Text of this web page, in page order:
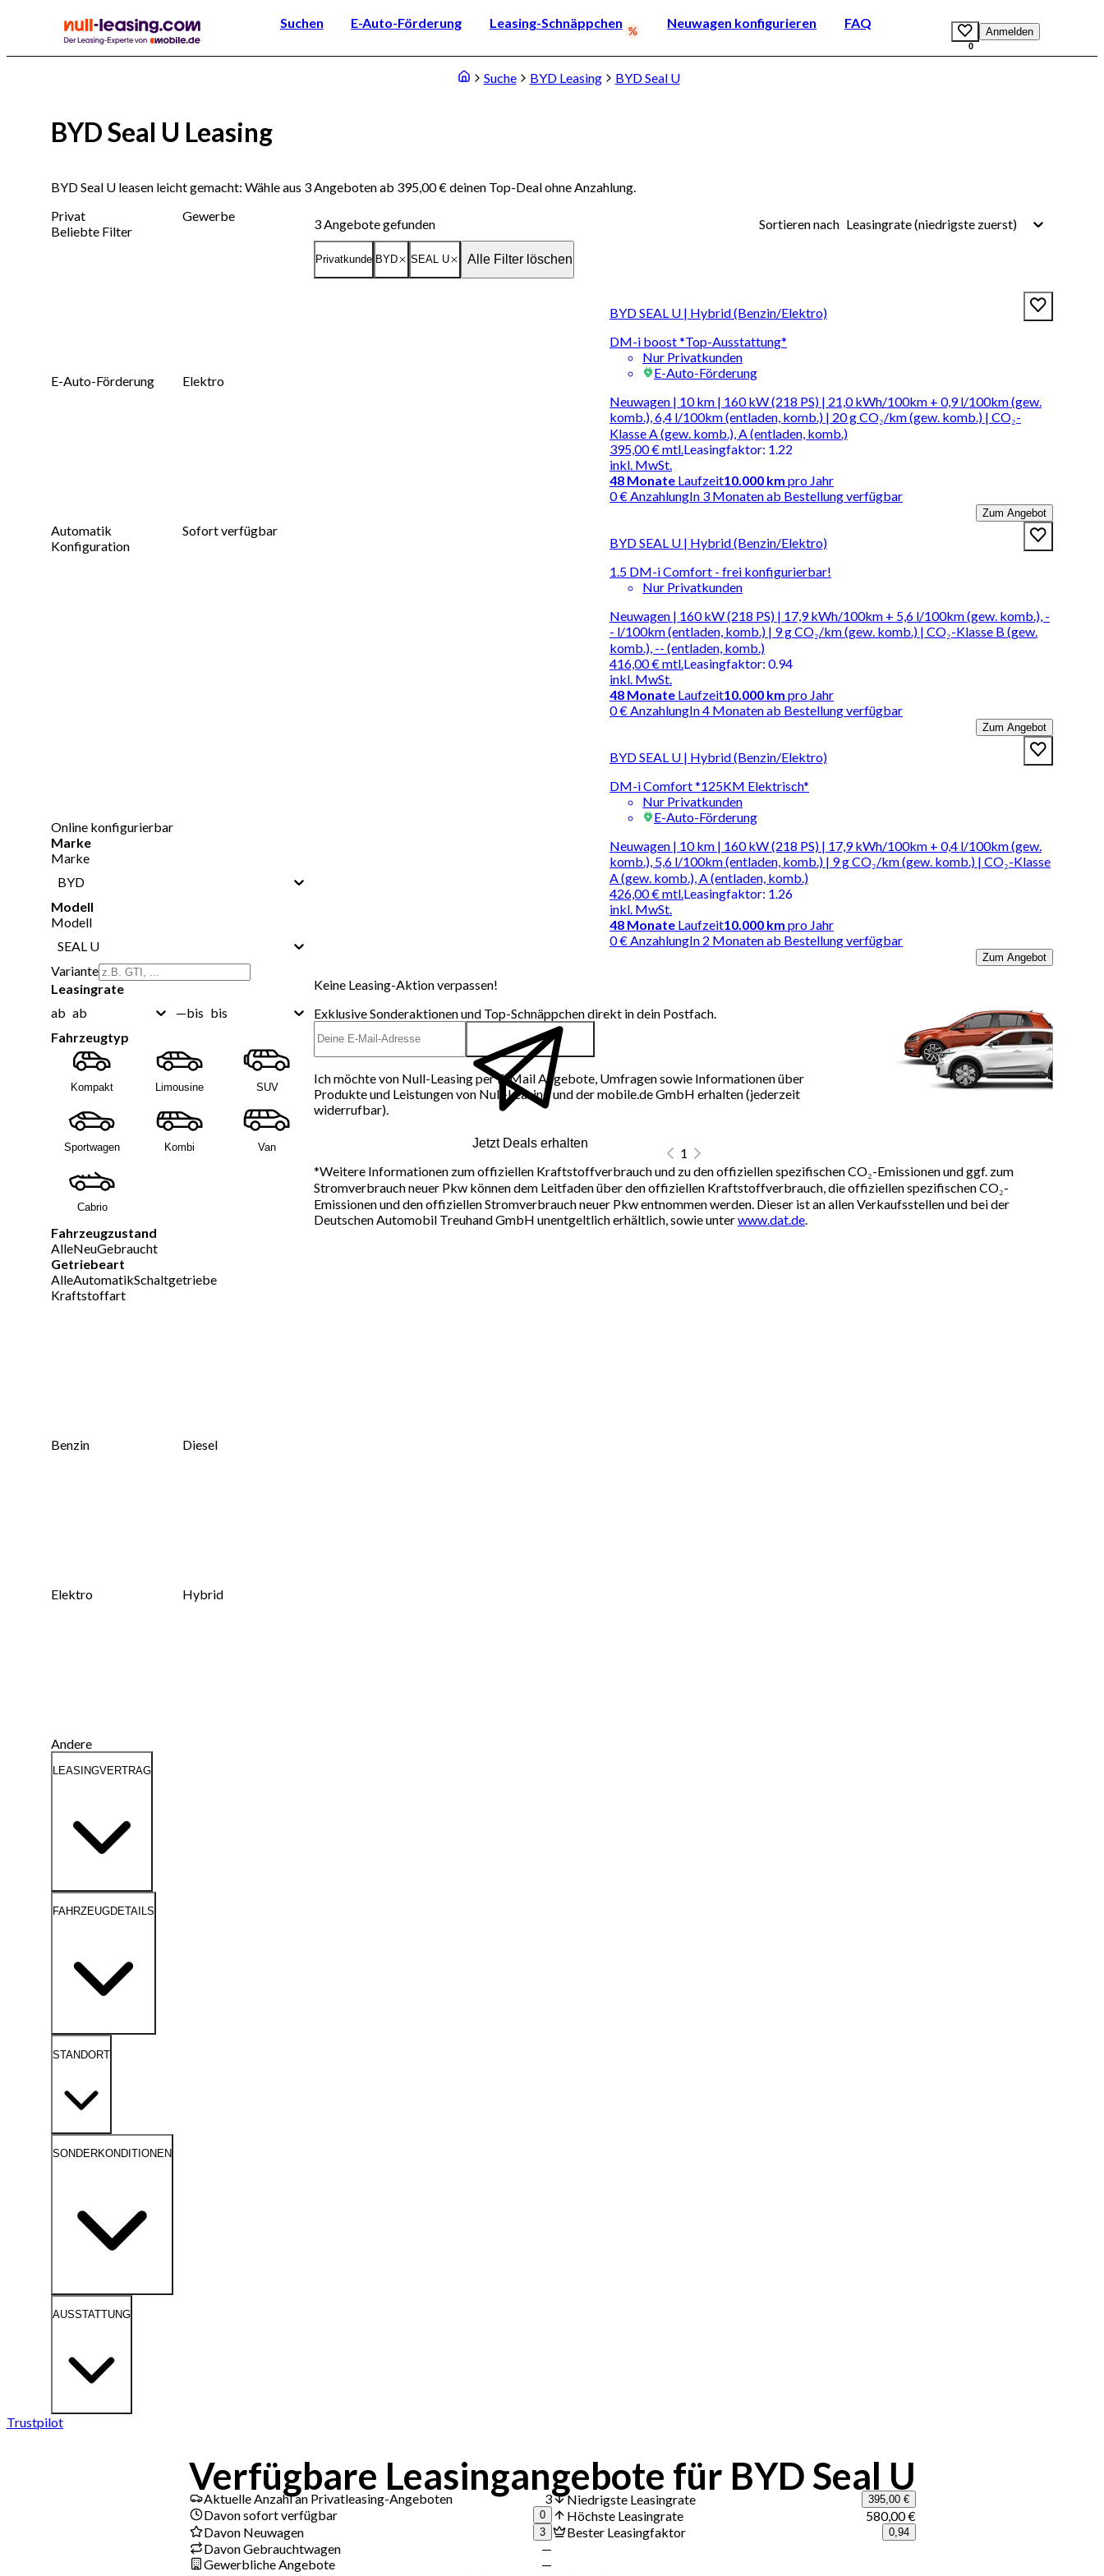
Suchen E-Auto-Förderung Leasing-Schnäppchen Neuwagen konfigurieren FAQ
0
Anmelden
Suche BYD Leasing BYD Seal U
BYD Seal U Leasing
BYD Seal U leasen leicht gemacht: Wähle aus 3 Angeboten ab 395,00 € deinen Top-Deal ohne Anzahlung.
Privat
Gewerbe
Beliebte Filter
E-Auto-Förderung Elektro
Automatik
Sofort verfügbar
Konfiguration
Online konfigurierbar
Marke
Marke
BYD
Modell
Modell
SEAL U
Variante
Leasingrate
ab ab —bis bis
Fahrzeugtyp
Kompakt Limousine SUV
Sportwagen Kombi Van
Cabrio
Fahrzeugzustand
AlleNeuGebraucht
Getriebeart
AlleAutomatikSchaltgetriebe
Kraftstoffart
Benzin Diesel
Elektro Hybrid
Andere
LEASINGVERTRAG
FAHRZEUGDETAILS
STANDORT
SONDERKONDITIONEN
AUSSTATTUNG
3Angebote gefunden Sortieren nach Leasingrate (niedrigste zuerst)
Privatkunde BYD SEAL U Alle Filter löschen
BYD SEAL U | Hybrid (Benzin/Elektro)
DM-i boost *Top-Ausstattung*
Nur Privatkunden
E-Auto-Förderung
Neuwagen | 10 km | 160 kW (218 PS) | 21,0 kWh/100km + 0,9 l/100km (gew.
komb.), 6,4 l/100km (entladen, komb.) | 20 g CO₂/km (gew. komb.) | CO₂-
Klasse A (gew. komb.), A (entladen, komb.)
395,00 €mtl.
inkl. MwSt.
Leasingfaktor: 1.22
48 Monate Laufzeit10.000 km pro Jahr
0 € AnzahlungIn 3 Monaten ab Bestellung verfügbar
Zum Angebot
BYD SEAL U | Hybrid (Benzin/Elektro)
1.5 DM-i Comfort - frei konfigurierbar!
Nur Privatkunden
Neuwagen | 160 kW (218 PS) | 17,9 kWh/100km + 5,6 l/100km (gew. komb.), -
- l/100km (entladen, komb.) | 9 g CO₂/km (gew. komb.) | CO₂-Klasse B (gew.
komb.), -- (entladen, komb.)
416,00 €mtl.
inkl. MwSt.
Leasingfaktor: 0.94
48 Monate Laufzeit10.000 km pro Jahr
0 € AnzahlungIn 4 Monaten ab Bestellung verfügbar
Zum Angebot
BYD SEAL U | Hybrid (Benzin/Elektro)
DM-i Comfort *125KM Elektrisch*
Nur Privatkunden
E-Auto-Förderung
Neuwagen | 10 km | 160 kW (218 PS) | 17,9 kWh/100km + 0,4 l/100km (gew.
komb.), 5,6 l/100km (entladen, komb.) | 9 g CO₂/km (gew. komb.) | CO₂-Klasse
A (gew. komb.), A (entladen, komb.)
426,00 €mtl.
inkl. MwSt.
Leasingfaktor: 1.26
48 Monate Laufzeit10.000 km pro Jahr
0 € AnzahlungIn 2 Monaten ab Bestellung verfügbar
Zum Angebot
Keine Leasing-Aktion verpassen!
Exklusive Sonderaktionen und Top-Schnäppchen direkt in dein Postfach.
Jetzt Deals erhalten
Ich möchte von Null-Leasing per E-Mail Angebote, Umfragen sowie Informationen über
Produkte und Leistungen von Null-Leasing und der mobile.de GmbH erhalten (jederzeit
widerrufbar).
1
*Weitere Informationen zum offiziellen Kraftstoffverbrauch und zu den offiziellen spezifischen CO₂-Emissionen und ggf. zum
Stromverbrauch neuer Pkw können dem Leitfaden über den offiziellen Kraftstoffverbrauch, die offiziellen spezifischen CO₂-
Emissionen und den offiziellen Stromverbrauch neuer Pkw entnommen werden. Dieser ist an allen Verkaufsstellen und bei der
Deutschen Automobil Treuhand GmbH unentgeltlich erhältlich, sowie unterwww.dat.de
Trustpilot
Verfügbare Leasingangebote für BYD Seal U
Aktuelle Anzahl an Privatleasing-Angeboten
3
Davon sofort verfügbar
0
Davon Neuwagen 3
Davon Gebrauchtwagen —
Niedrigste Leasingrate 395,00 €
Höchste Leasingrate
580,00 €
Bester Leasingfaktor
0,94
Gewerbliche Angebote —